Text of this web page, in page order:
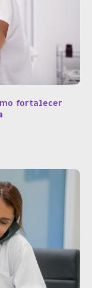
fortalecer